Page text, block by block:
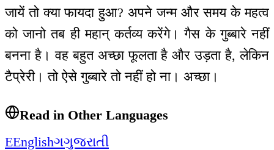
जायें तो क्या फायदा हुआ? अपने जन्म और समय के महत्व
को जानो तब ही महान् कर्तव्य करेंगे। गैस के गुब्बारे नहीं
बनना है। वह बहुत अच्छा फूलता है और उड़ता है, लेकिन
टैप्रेरी। तो ऐसे गुब्बारे तो नहीं हो ना। अच्छा।
Read in Other Languages
EEnglishગગુજરાતી